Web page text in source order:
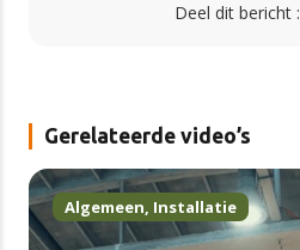
Deel dit bericht :
Gerelateerde video’s
Algemeen, Installatie